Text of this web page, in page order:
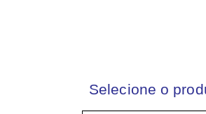
Selecione o